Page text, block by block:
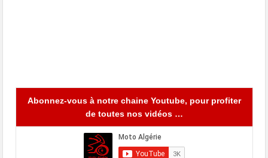
Abonnez-vous à notre chaine Youtube, pour profiter
de toutes nos vidéos …